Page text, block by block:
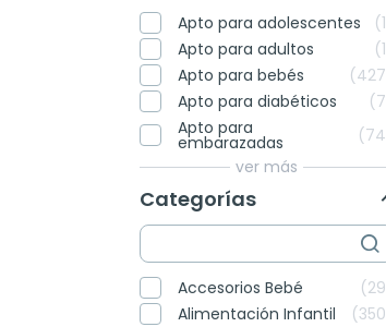
Apto para adolescentes
1
Apto para adultos
1
Apto para bebés
427
Apto para diabéticos
7
Apto para
embarazadas
74
ver más
Categorías
Accesorios Bebé
29
Alimentación Infantil
350